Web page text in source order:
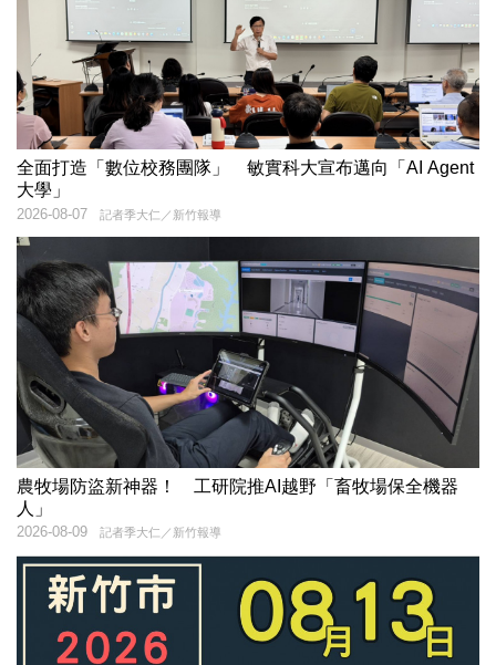
全面打造「數位校務團隊」 敏實科大宣布邁向「AI Agent
大學」
記者季大仁／新竹報導
2026-08-07
農牧場防盜新神器！ 工研院推AI越野「畜牧場保全機器
人」
記者季大仁／新竹報導
2026-08-09